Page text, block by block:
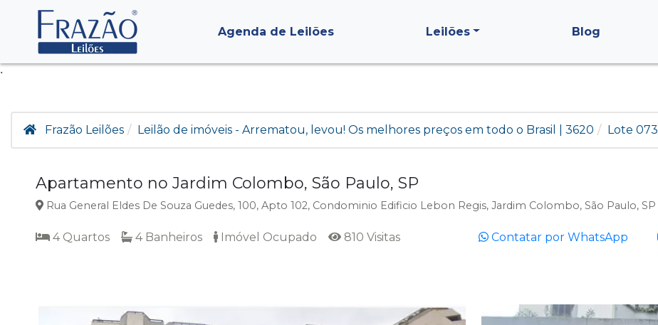
.
Agenda de Leilões Leilões Blog
Frazão Leilões Leilão de imóveis - Arrematou, levou! Os melhores preços em todo o Brasil | 3620 Lote 073
Apartamento no Jardim Colombo, São Paulo, SP
Rua General Eldes De Souza Guedes, 100, Apto 102, Condominio Edificio Lebon Regis, Jardim Colombo, São Paulo, SP
4 Quartos 4 Banheiros Imóvel Ocupado 810 Visitas Contatar por WhatsApp